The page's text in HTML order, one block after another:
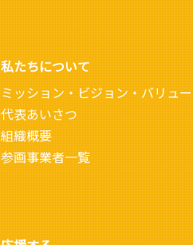
私たちについて
ミッション・ビジョン・バリュー
代表あいさつ
組織概要
参画事業者一覧